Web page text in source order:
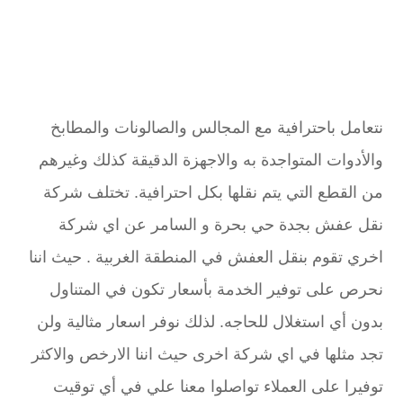
نتعامل باحترافية مع المجالس والصالونات والمطابخ
والأدوات المتواجدة به والاجهزة الدقيقة كذلك وغيرهم
من القطع التي يتم نقلها بكل احترافية. تختلف شركة
نقل عفش بجدة حي بحرة و السامر عن اي شركة
اخري تقوم بنقل العفش في المنطقة الغربية . حيث اننا
نحرص على توفير الخدمة بأسعار تكون في المتناول
بدون أي استغلال للحاجه. لذلك نوفر اسعار مثالية ولن
تجد مثلها في اي شركة اخرى حيث اننا الارخص والاكثر
توفيرا على العملاء تواصلوا معنا علي في أي توقيت